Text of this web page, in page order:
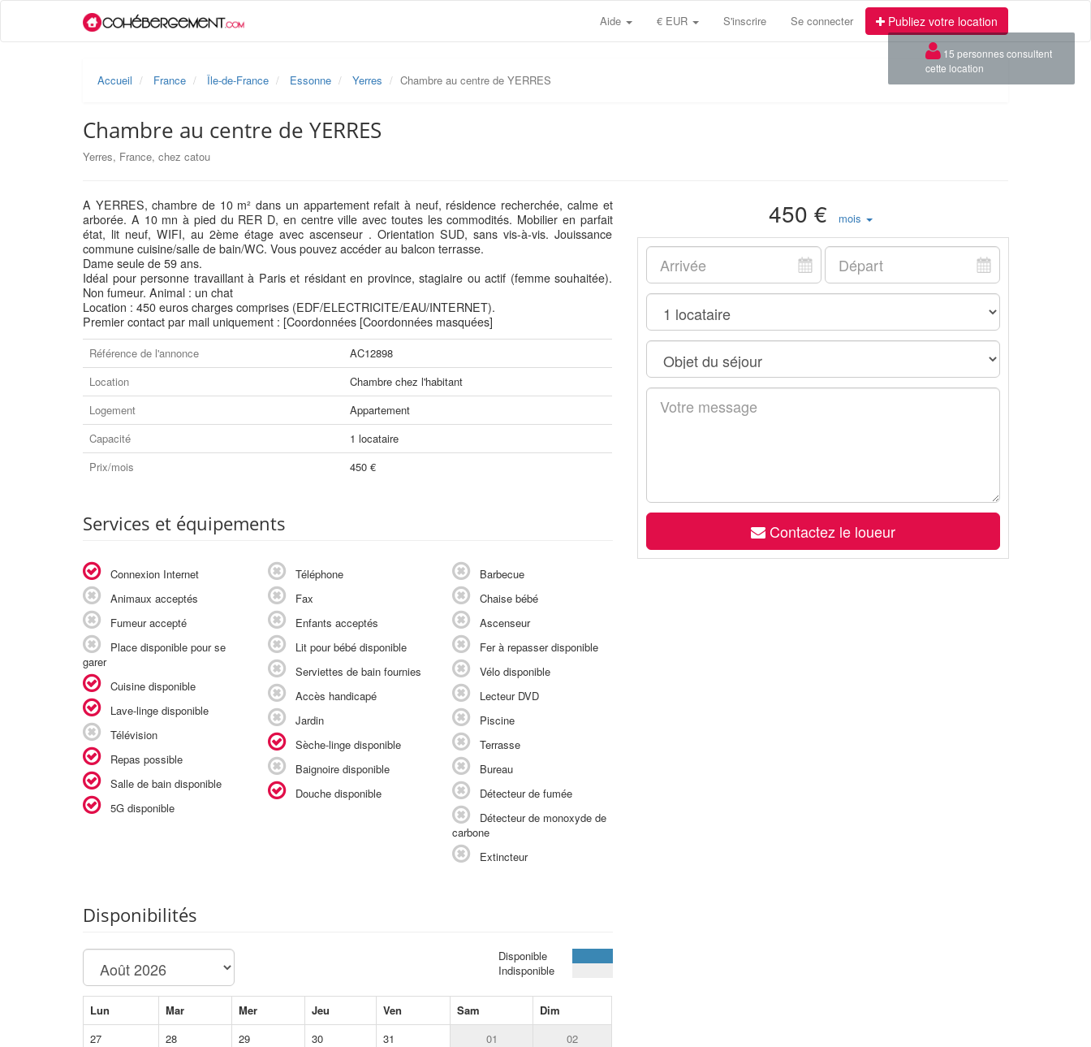
Aide € EUR S'inscrire Se connecter Publiez votre location
Accueil France Île-de-France Essonne Yerres Chambre au centre de YERRES
Chambre au centre de YERRES
Yerres, France, chez catou
450 € mois
Contactez le loueur
A YERRES, chambre de 10 m² dans un appartement refait à neuf, résidence recherchée, calme et
arborée. A 10 mn à pied du RER D, en centre ville avec toutes les commodités. Mobilier en parfait
état, lit neuf, WIFI, au 2ème étage avec ascenseur . Orientation SUD, sans vis-à-vis. Jouissance
commune cuisine/salle de bain/WC. Vous pouvez accéder au balcon terrasse.
Dame seule de 59 ans.
Idéal pour personne travaillant à Paris et résidant en province, stagiaire ou actif (femme souhaitée).
Non fumeur. Animal : un chat
Location : 450 euros charges comprises (EDF/ELECTRICITE/EAU/INTERNET).
Premier contact par mail uniquement : [Coordonnées [Coordonnées masquées]
Référence de l'annonce
AC12898
Location
Chambre chez l'habitant
Logement
Appartement
Capacité
1 locataire
Prix/mois
450 €
Services et équipements
Connexion Internet
Animaux acceptés
Fumeur accepté
Place disponible pour se
garer
Cuisine disponible
Lave-linge disponible
Télévision
Repas possible
Salle de bain disponible
5G disponible
Téléphone
Fax
Enfants acceptés
Lit pour bébé disponible
Serviettes de bain fournies
Accès handicapé
Jardin
Sèche-linge disponible
Baignoire disponible
Douche disponible
Barbecue
Chaise bébé
Ascenseur
Fer à repasser disponible
Vélo disponible
Lecteur DVD
Piscine
Terrasse
Bureau
Détecteur de fumée
Détecteur de monoxyde de
carbone
Extincteur
Disponibilités
Disponible
Indisponible
Lun Mar Mer Jeu Ven Sam
Dim
27
28 29 30 31 01 02
×
15 personnes consultent
cette location